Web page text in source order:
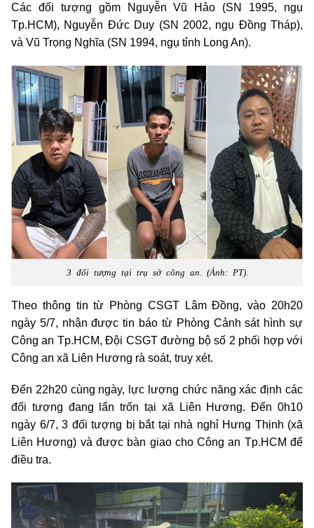
Các đối tượng gồm Nguyễn Vũ Hảo (SN 1995, ngụ
Tp.HCM), Nguyễn Đức Duy (SN 2002, ngụ Đồng Tháp),
và Vũ Trọng Nghĩa (SN 1994, ngụ tỉnh Long An).
3 đối tượng tại trụ sở công an. (Ảnh: PT).
Theo thông tin từ Phòng CSGT Lâm Đồng, vào 20h20
ngày 5/7, nhận được tin báo từ Phòng Cảnh sát hình sự
Công an Tp.HCM, Đội CSGT đường bộ số 2 phối hợp với
Công an xã Liên Hương rà soát, truy xét.
Đến 22h20 cùng ngày, lực lượng chức năng xác định các
đối tượng đang lẩn trốn tại xã Liên Hương. Đến 0h10
ngày 6/7, 3 đối tượng bị bắt tại nhà nghỉ Hưng Thịnh (xã
Liên Hương) và được bàn giao cho Công an Tp.HCM để
điều tra.